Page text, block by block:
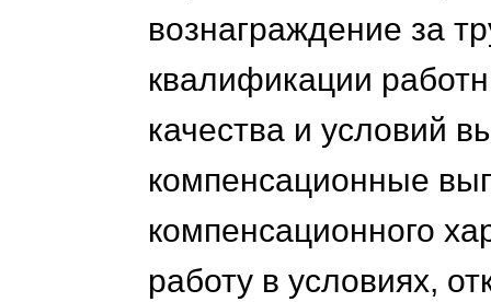
вознаграждение за
квалификации
качества и условий
компенсационные
компенсационного
работу в условиях,